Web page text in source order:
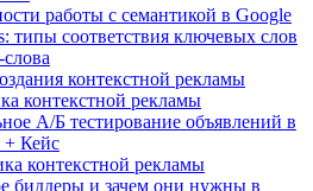
работы с семантикой в Google
типы соответствия ключевых слов
контекстной рекламы
контекстной рекламы
А/Б тестирование объявлений в
+ Кейс
контекстной рекламы
биддеры и зачем они нужны в